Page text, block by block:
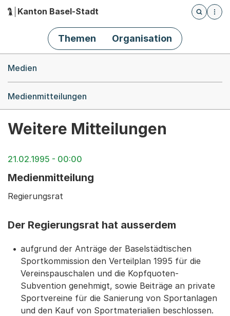
Hauptnavigation
Kanton Basel-Stadt
Öffnet
Themen Organisation
Medien
Medienmitteilungen
Weitere Mitteilungen
21.02.1995 - 00:00
Medienmitteilung
Regierungsrat
Der Regierungsrat hat ausserdem
aufgrund der Anträge der Baselstädtischen
Sportkommission den Verteilplan 1995 für die
Vereinspauschalen und die Kopfquoten-
Subvention genehmigt, sowie Beiträge an private
Sportvereine für die Sanierung von Sportanlagen
und den Kauf von Sportmaterialien beschlossen.